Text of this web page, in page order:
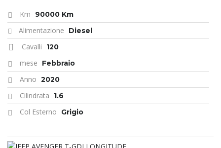
Km 90000 Km
Alimentazione Diesel
Cavalli 120
mese Febbraio
Anno 2020
Cilindrata 1.6
Col Esterno Grigio